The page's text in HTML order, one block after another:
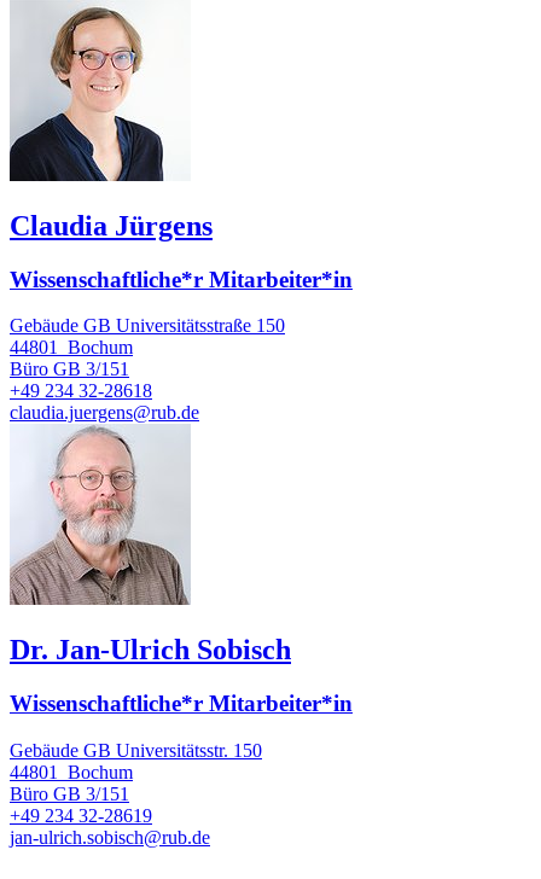
Claudia Jürgens
Wissenschaftliche*r Mitarbeiter*in
Gebäude GB Universitätsstraße 150
44801 Bochum
Büro GB 3/151
+49 234 32-28618
claudia.juergens@rub.de
Dr. Jan-Ulrich Sobisch
Wissenschaftliche*r Mitarbeiter*in
Gebäude GB Universitätsstr. 150
44801
Bochum
Büro GB 3/151
+49 234 32-28619
jan-ulrich.sobisch@rub.de